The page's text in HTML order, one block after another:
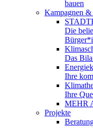
bauen
Kampagnen &
Die
Das
Ihre
Ihre
MEHR
Projekte